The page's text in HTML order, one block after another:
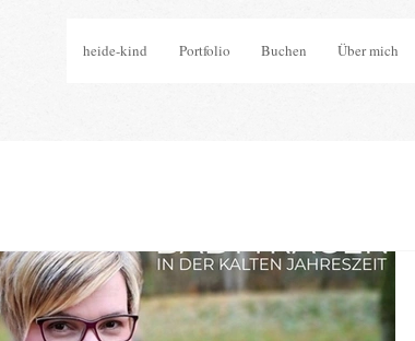
heide-kind Portfolio Buchen Über mich